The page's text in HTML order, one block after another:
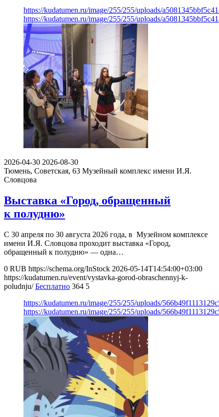
https://kudatumen.ru/image/255/255/uploads/
https://kudatumen.ru/image/255/255/uploads/
2026-04-30 2026-08-30
Тюмень, Советская, 63 Музейный комплекс имени И.Я.
Словцова
Выставка «Город, обращенный
к полудню»
С 30 апреля по 30 августа 2026 года, в Музейном комплексе
имени И.Я. Словцова проходит выставка «Город,
обращенный к полудню» — одна…
0 RUB https://schema.org/InStock 2026-05-14T14:54:00+03:00
https://kudatumen.ru/event/vystavka-gorod-obraschennyj-k-
poludnju/ Бесплатно 364 5
https://kudatumen.ru/image/255/255/uploads/
https://kudatumen.ru/image/255/255/uploads/